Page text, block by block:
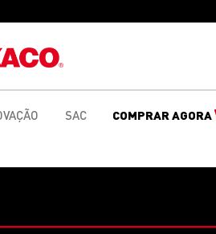
SAC COMPRAR AGORA